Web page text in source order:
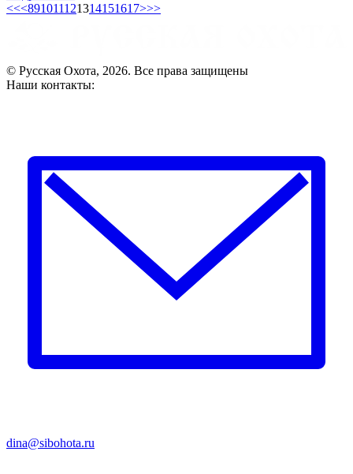
<<<891011121314151617>>>
© Русская Охота, 2026. Все права защищены
Наши контакты:
dina@sibohota.ru